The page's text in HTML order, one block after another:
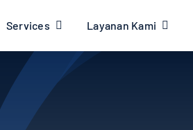
Services Layanan Kami